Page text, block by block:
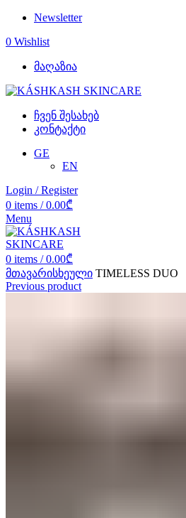
Newsletter
0 Wishlist
მაღაზია
ჩვენ შესახებ
კონტაქტი
GE
EN
Login / Register
0 items / 0.00₾
Menu
0 items / 0.00₾
მთავარისხეული TIMELESS DUO
Previous product